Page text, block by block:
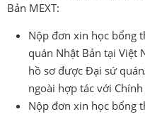
Bản MEXT:
Nộp đơn xin học bổng
quán Nhật Bản tại Việt
hồ sơ được Đại sứ
ngoài hợp tác với
Nộp đơn xin học bổng